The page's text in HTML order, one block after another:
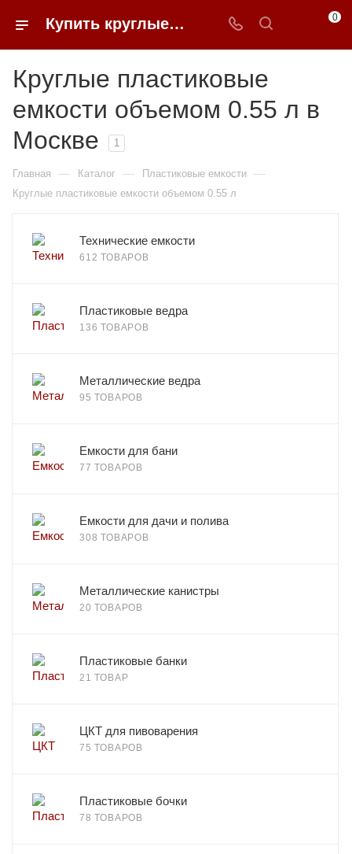
Купить круглые пластиковые емкости объемом 0.55 л в Москве | 0FFER 0
Круглые пластиковые
емкости объемом 0.55 л в
Москве
1
Главная — Каталог — Пластиковые емкости —
Круглые пластиковые емкости объемом 0.55 л
Технические емкости
612 ТОВАРОВ
Пластиковые ведра
136 ТОВАРОВ
Металлические ведра
95 ТОВАРОВ
Емкости для бани
77 ТОВАРОВ
Емкости для дачи и полива
308 ТОВАРОВ
Металлические канистры
20 ТОВАРОВ
Пластиковые банки
21 ТОВАР
ЦКТ для пивоварения
75 ТОВАРОВ
Пластиковые бочки
78 ТОВАРОВ